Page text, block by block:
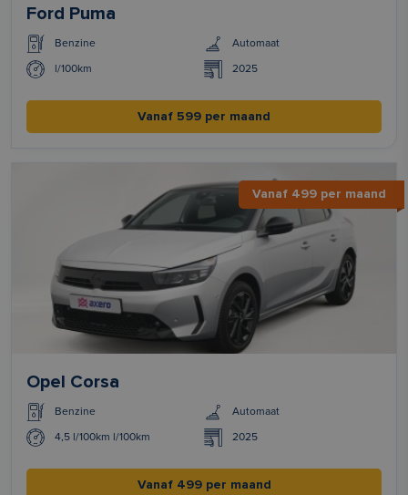
Ford Puma
Benzine Automaat
l/100km 2025
Vanaf 599 per maand
Vanaf 499 per maand
Opel Corsa
Benzine Automaat
4,5 l/100km l/100km 2025
Vanaf 499 per maand